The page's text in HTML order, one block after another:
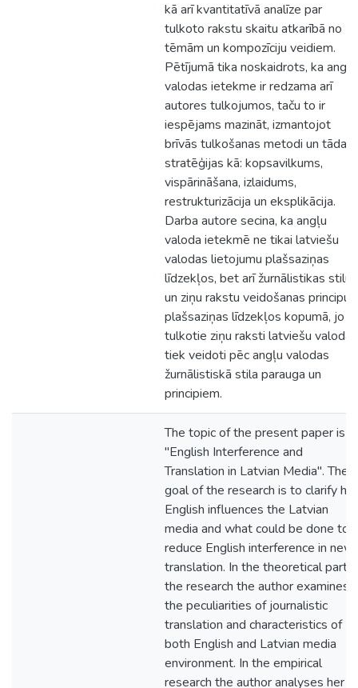
kā arī kvantitatīvā analīze par
tulkoto rakstu skaitu atkarībā no
tēmām un kompozīciju veidiem.
Pētījumā tika noskaidrots, ka angļu
valodas ietekme ir redzama arī
autores tulkojumos, taču to ir
iespējams mazināt, izmantojot
brīvās tulkošanas metodi un tādas
stratēģijas kā: kopsavilkums,
vispārināšana, izlaidums,
restrukturizācija un eksplikācija.
Darba autore secina, ka angļu
valoda ietekmē ne tikai latviešu
valodas lietojumu plašsaziņas
līdzekļos, bet arī žurnālistikas stilu
un ziņu rakstu veidošanas principus
plašsaziņas līdzekļos kopumā, jo
tulkotie ziņu raksti latviešu valodā
tiek veidoti pēc angļu valodas
žurnālistiskā stila parauga un
principiem.
The topic of the present paper is
"English Interference and
Translation in Latvian Media". The
goal of the research is to clarify
English influences the Latvian
media and what could be done to
reduce English interference in
translation. In the theoretical part
the research the author examines
the peculiarities of journalistic
translation and characteristics of
both English and Latvian media
environment. In the empirical
research the author analyses her